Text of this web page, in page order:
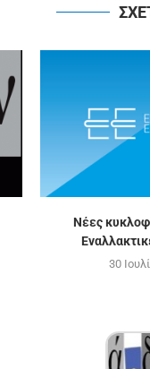
Νέες
30